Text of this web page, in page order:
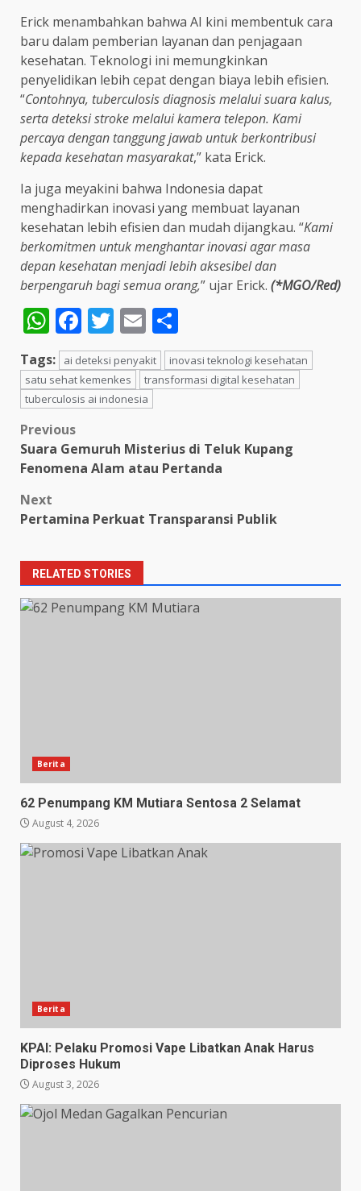
Erick menambahkan bahwa AI kini membentuk cara
baru dalam pemberian layanan dan penjagaan
kesehatan. Teknologi ini memungkinkan
penyelidikan lebih cepat dengan biaya lebih efisien.
“Contohnya, tuberculosis diagnosis melalui suara kalus,
serta deteksi stroke melalui kamera telepon. Kami
percaya dengan tanggung jawab untuk berkontribusi
kepada kesehatan masyarakat,” kata Erick.
Ia juga meyakini bahwa Indonesia dapat
menghadirkan inovasi yang membuat layanan
kesehatan lebih efisien dan mudah dijangkau. “Kami
berkomitmen untuk menghantar inovasi agar masa
depan kesehatan menjadi lebih aksesibel dan
berpengaruh bagi semua orang,” ujar Erick. (*MGO/Red)
WhatsApp
Facebook
Twitter
Email
Tags: ai deteksi penyakit
inovasi teknologi kesehatan
satu sehat kemenkes
transformasi digital kesehatan
tuberculosis ai indonesia
Post
navigation
Previous
Suara Gemuruh Misterius di Teluk Kupang
Fenomena Alam atau Pertanda
Next
Pertamina Perkuat Transparansi Publik
RELATED STORIES
Berita
62 Penumpang KM Mutiara Sentosa 2 Selamat
August 4, 2026
Berita
KPAI: Pelaku Promosi Vape Libatkan Anak Harus
Diproses Hukum
August 3, 2026